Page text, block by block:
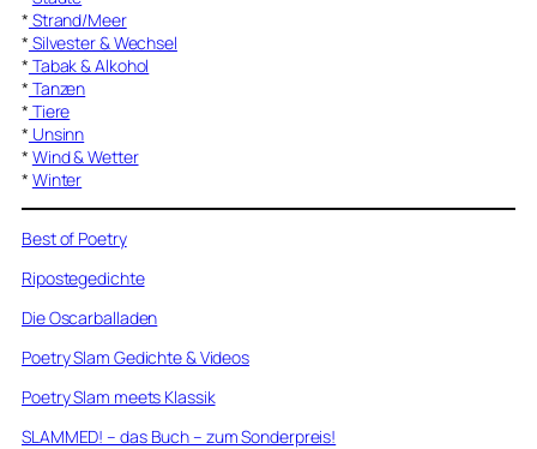
* Strand/Meer
* Silvester & Wechsel
* Tabak & Alkohol
* Tanzen
* Tiere
* Unsinn
* Wind & Wetter
* Winter
Best of Poetry
Ripostegedichte
Die Oscarballaden
Poetry Slam Gedichte & Videos
Poetry Slam meets Klassik
SLAMMED! – das Buch – zum Sonderpreis!